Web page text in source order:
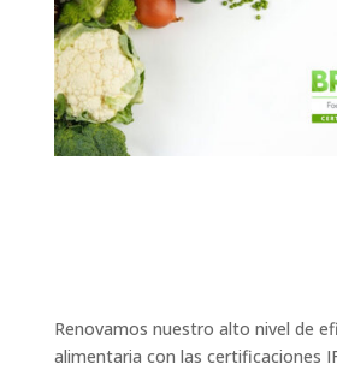
Renovamos nuestro alto nivel de
alimentaria con las certificaciones